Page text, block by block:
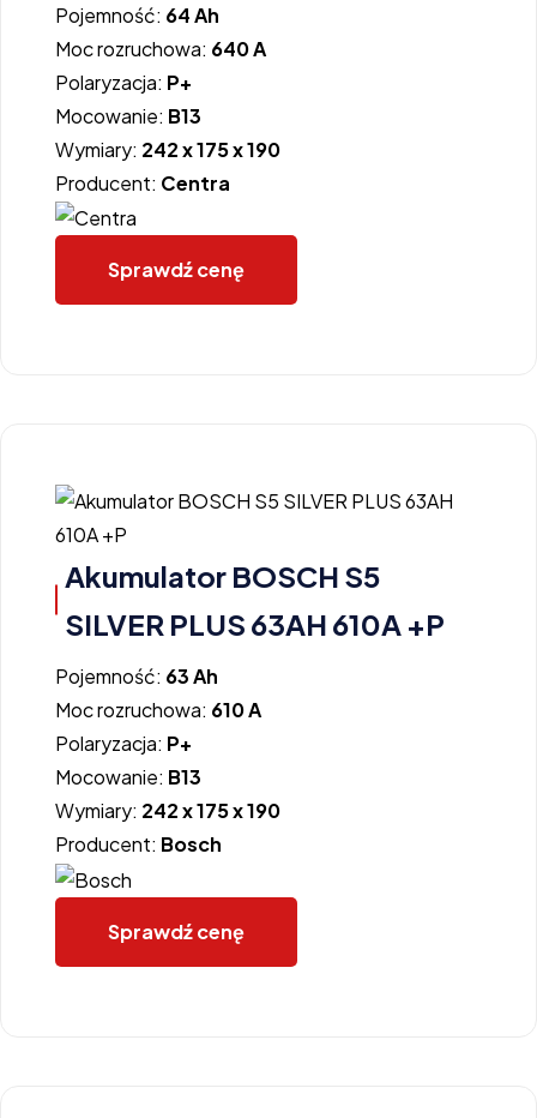
Pojemność: 64 Ah
Moc rozruchowa: 640 A
Polaryzacja: P+
Mocowanie: B13
Wymiary: 242 x 175 x 190
Producent: Centra
Sprawdź cenę
Akumulator BOSCH S5
SILVER PLUS 63AH 610A +P
Pojemność: 63 Ah
Moc rozruchowa: 610 A
Polaryzacja: P+
Mocowanie: B13
Wymiary: 242 x 175 x 190
Producent: Bosch
Sprawdź cenę